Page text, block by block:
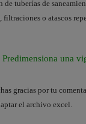
tuberías de
filtraciones o atascos
Predimensiona una
gracias por tu
el archivo excel.